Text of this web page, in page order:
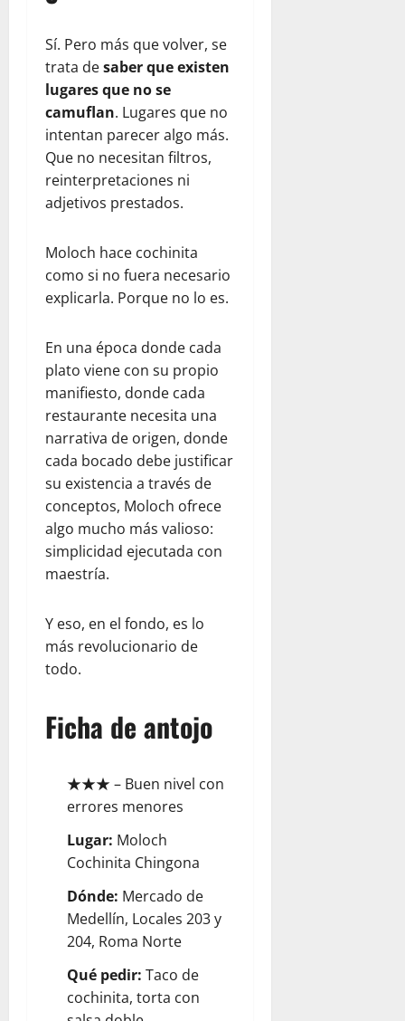
Sí. Pero más que volver, se
trata desaber que existen
lugares que no se
camuflan. Lugares que no
intentan parecer algo más.
Que no necesitan filtros,
reinterpretaciones ni
adjetivos prestados.
Moloch hace cochinita
como si no fuera necesario
explicarla. Porque no lo es.
En una época donde cada
plato viene con su propio
manifiesto, donde cada
restaurante necesita una
narrativa de origen, donde
cada bocado debe justificar
su existencia a través de
conceptos, Moloch ofrece
algo mucho más valioso:
simplicidad ejecutada con
maestría.
Y eso, en el fondo, es lo
más revolucionario de
todo.
Ficha de antojo
★★★ – Buen nivel con
errores menores
Lugar: Moloch
Cochinita Chingona
Dónde: Mercado de
Medellín, Locales 203 y
204, Roma Norte
Qué pedir: Taco de
cochinita, torta con